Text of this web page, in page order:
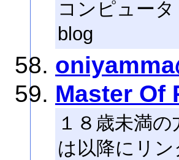
コンピュー
blog
Master Of
１８歳未満
は以降にリ